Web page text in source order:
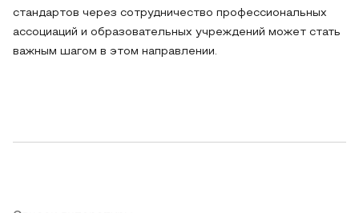
стандартов через сотрудничество профессиональных
ассоциаций и образовательных учреждений может стать
важным шагом в этом направлении.